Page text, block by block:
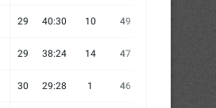
29 40:30 10 49
29 38:24 14 47
30 29:28 1 46